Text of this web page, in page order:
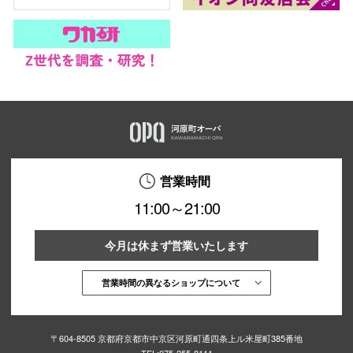
営業時間
11:00～21:00
今月は休まず営業いたします
営業時間の異なるショップについて
〒604-8505 京都府京都市中京区河原町通四条上ル米屋町385番地